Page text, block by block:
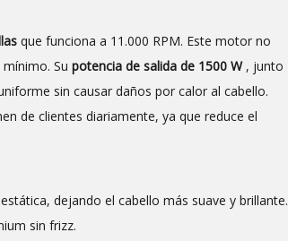
que funciona a 11.000 RPM. Este motor no
Su potencia de salida de 1500 W , junto
sin causar daños por calor al cabello.
de clientes diariamente, ya que reduce el
dejando el cabello más suave y brillante.
sin frizz.